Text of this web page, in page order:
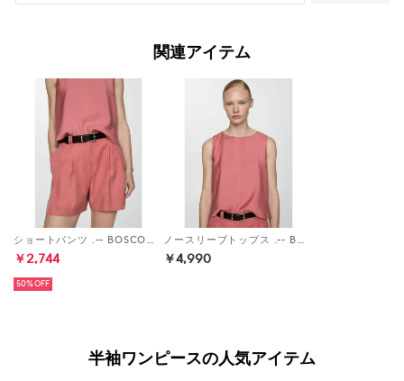
関連アイテム
ショートパンツ .-- BOSCO-H （パステルピンク）
￥2,744
50%
ノースリーブトップス .-- BOSCO-H （パステルピンク）
￥4,990
半袖ワンピースの人気アイテム